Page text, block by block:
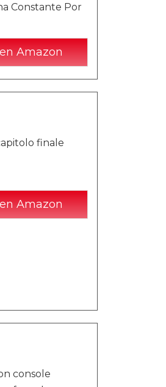
Constante Por
Amazon
finale
Amazon
console